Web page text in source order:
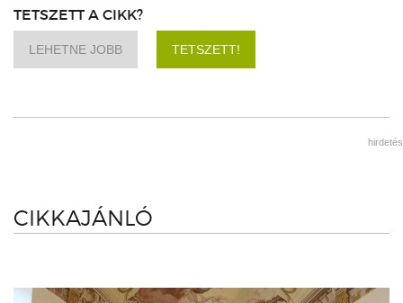
TETSZETT A CIKK?
LEHETNE JOBB TETSZETT!
hirdetés
CIKKAJÁNLÓ